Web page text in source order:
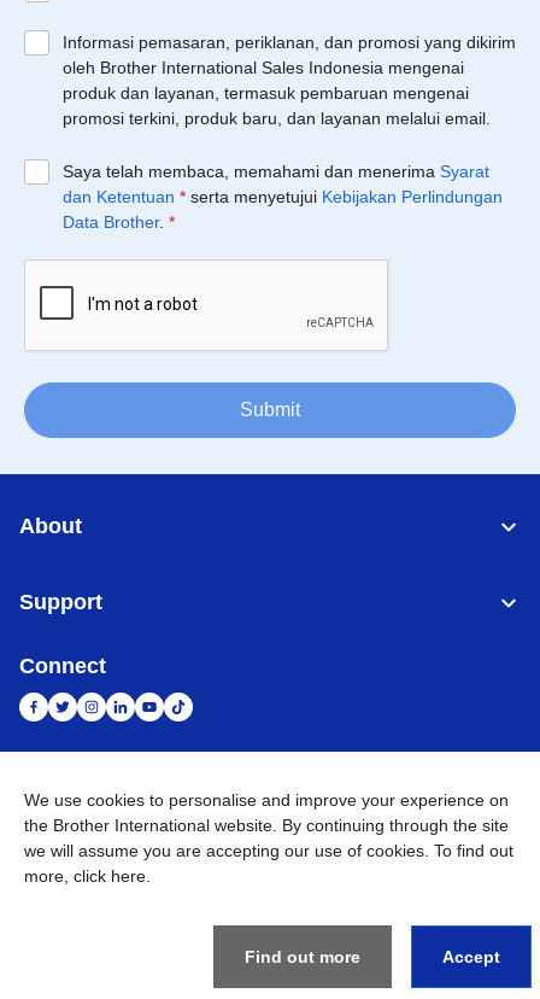
Informasi pemasaran, periklanan, dan promosi yang dikirim
oleh Brother International Sales Indonesia mengenai
produk dan layanan, termasuk pembaruan mengenai
promosi terkini, produk baru, dan layanan melalui email.
Saya telah membaca, memahami dan menerima Syarat
dan Ketentuan * serta menyetujui Kebijakan Perlindungan
Data Brother. *
Submit
About
Support
Connect
Indonesia Jaringan Global
Privacy Policy Ketentuan Penggunaan Site Map Kunjungi Situs Global
Rights Reserved
We use cookies to personalise and improve your experience on
the Brother International website. By continuing through the site
we will assume you are accepting our use of cookies. To find out
more, click here
Find out more Accept